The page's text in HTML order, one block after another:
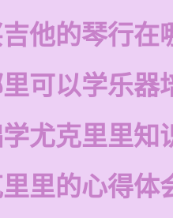
他的琴行在
可以学乐器
尤克里里知
里的心得体